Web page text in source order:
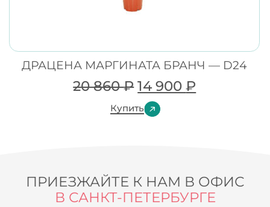
ДРАЦЕНА МАРГИНАТА БРАНЧ — D24
20 860₽ 14 900₽
Купить
ПРИЕЗЖАЙТЕ К НАМ В ОФИС
В САНКТ-ПЕТЕРБУРГЕ